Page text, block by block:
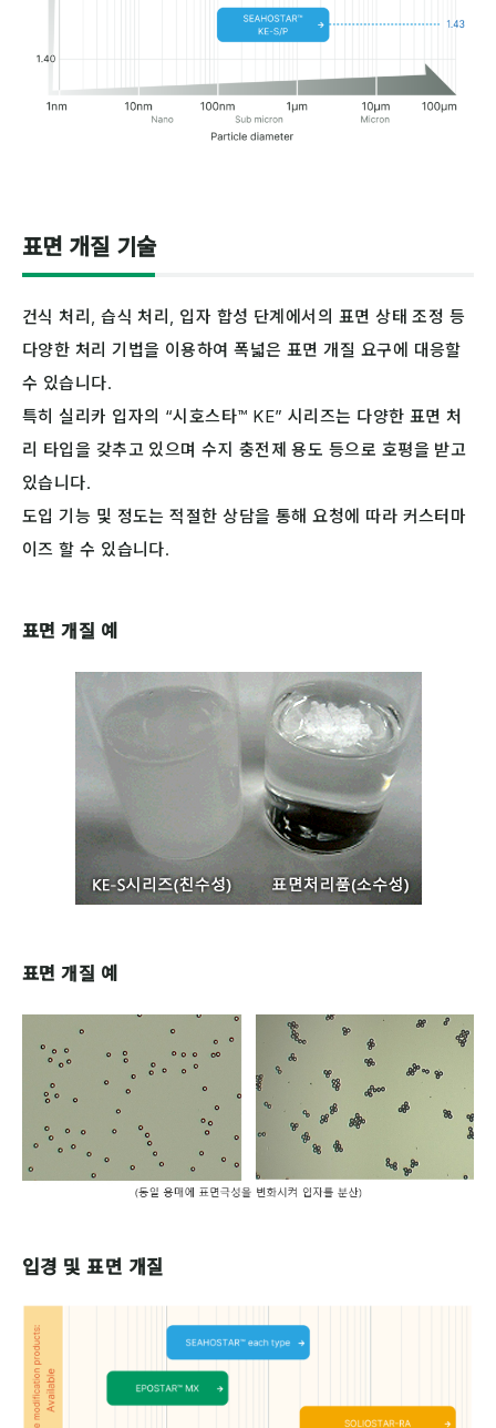
SEAHOSTAR ™
표면 개질 기술
건식 처리, 습식 처리, 입자 합성 단계에서의 표면 상태 조정 등
다양한 처리 기법을 이용하여 폭넓은 표면 개질 요구에 대응할
수 있습니다.
특히 실리카 입자의 “시호스타™ KE” 시리즈는 다양한 표면 처
리 타입을 갖추고 있으며 수지 충전제 용도 등으로 호평을 받고
있습니다.
도입 기능 및 정도는 적절한 상담을 통해 요청에 따라 커스터마
이즈 할 수 있습니다.
표면 개질 예
표면 개질 예
입경 및 표면 개질